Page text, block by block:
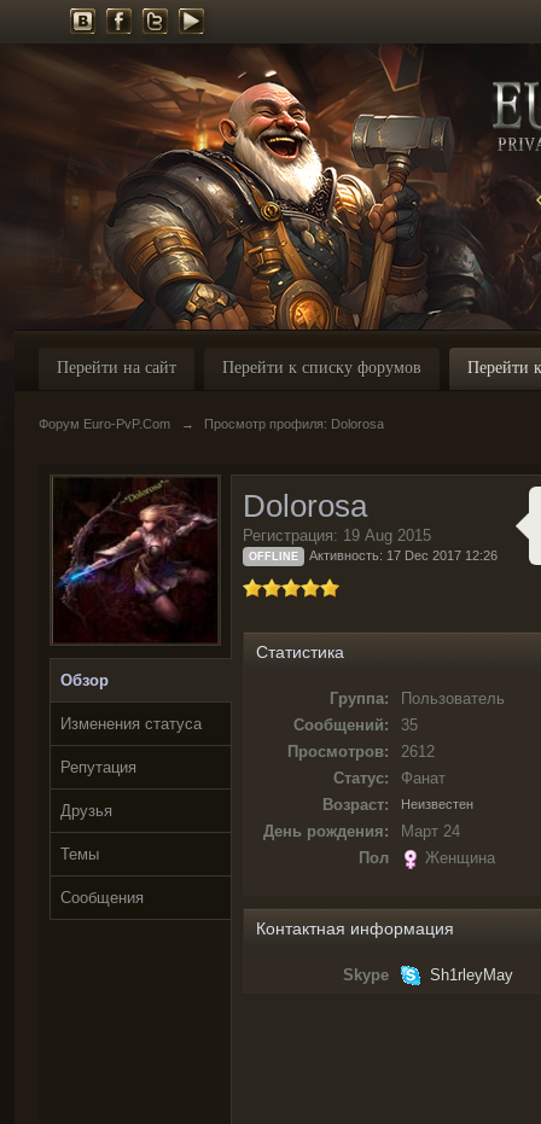
Перейти на сайт Перейти к списку форумов Перейти
Форум Euro-PvP.Com → Просмотр профиля: Dolorosa
Обзор
Изменения статуса
Репутация
Друзья
Темы
Сообщения
Dolorosa
Регистрация: 19 Aug 2015
OFFLINE Активность: 17 Dec 2017 12:26
Статистика
Группа:
Пользователь
Сообщений:
35
Просмотров:
2612
Статус:
Фанат
Возраст:
Неизвестен
День рождения:
Март 24
Пол
Женщина
Контактная информация
Skype Sh1rleyMay